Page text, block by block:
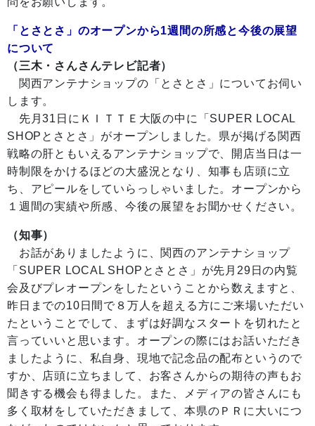
「とさとさ」のオープンから1週間の所感と今後の展望
について
（三木・さんさんテレビ記者）
関西アンテナショップの「とさとさ」についてお伺い
します。
先月31日にＫＩＴＴＥ大阪の中に「SUPER LOCAL
SHOPとさとさ」がオープンしました。県が掲げる関西
戦略の肝ともいえるアンテナショップで、開店当日は一
時制限をかけるほどの大盛況となり、知事も店頭に立
ち、アピールをしていらっしゃいました。オープンから
１週間の実績や所感、今後の展望をお聞かせください。
（知事）
お話がありましたように、関西のアンテナショップ
「SUPER LOCAL SHOPとさとさ」が先月29日の内覧
会及びプレオープンをしたということから数えますと、
昨日までの10日間で８万人を超える方にご来場いただい
たということでして、まずは好調なスタートを切れたと
言っていいと思います。オープンの際にはお話いただき
ましたように、私自身、現地で記念品の配布というので
すか、店頭に立ちまして、お客さんからの期待の声もお
聞きする機会も得ました。また、メディアの皆さんにも
多く取材をしていただきまして、本県のＰＲに大いにつ